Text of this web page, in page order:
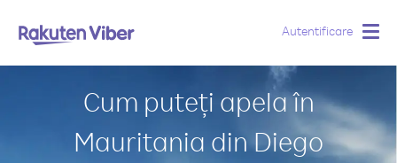
Autentificare
Cum puteți apela în
Mauritania din Diego